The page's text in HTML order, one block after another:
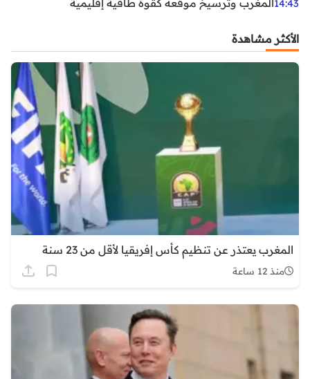
14:43المغرب وترسيخ موقعه كقوة طاقية إقليمية
الأكثر مشاهدة
المغرب يعتذر عن تنظيم كأس إفريقيا لأقل من 23 سنة
منذ 12 ساعة